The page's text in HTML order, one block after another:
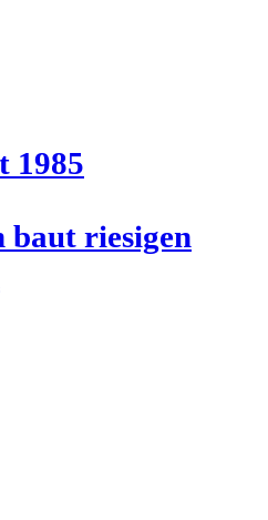
1985
baut rie­si­gen